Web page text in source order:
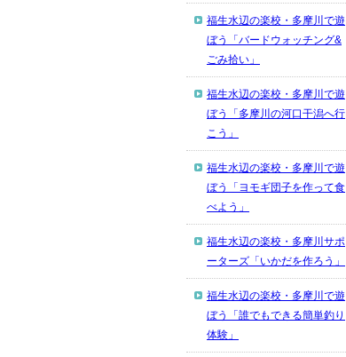
福生水辺の楽校・多摩川で遊
ぼう「バードウォッチング&
ごみ拾い」
福生水辺の楽校・多摩川で遊
ぼう「多摩川の河口干潟へ行
こう」
福生水辺の楽校・多摩川で遊
ぼう「ヨモギ団子を作って食
べよう」
福生水辺の楽校・多摩川サポ
ーターズ「いかだを作ろう」
福生水辺の楽校・多摩川で遊
ぼう「誰でもできる簡単釣り
体験」